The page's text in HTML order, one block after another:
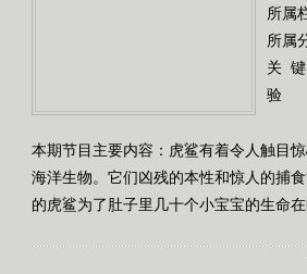
所属
所属
关 键
验
本期节目主要内容：虎鲨有着令人触目
海洋生物。它们凶残的本性和惊人的捕
的虎鲨为了肚子里几十个小宝宝的生命